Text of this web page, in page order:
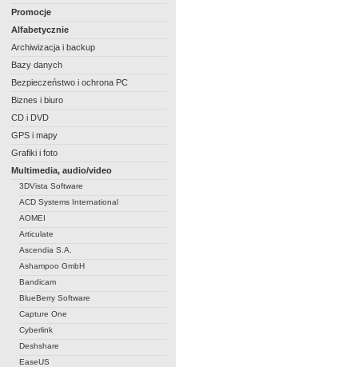
Promocje
Alfabetycznie
Archiwizacja i backup
Bazy danych
Bezpieczeństwo i ochrona PC
Biznes i biuro
CD i DVD
GPS i mapy
Grafiki i foto
Multimedia, audio/video
3DVista Software
ACD Systems International
AOMEI
Articulate
Ascendia S.A.
Ashampoo GmbH
Bandicam
BlueBerry Software
Capture One
Cyberlink
Deshshare
EaseUS